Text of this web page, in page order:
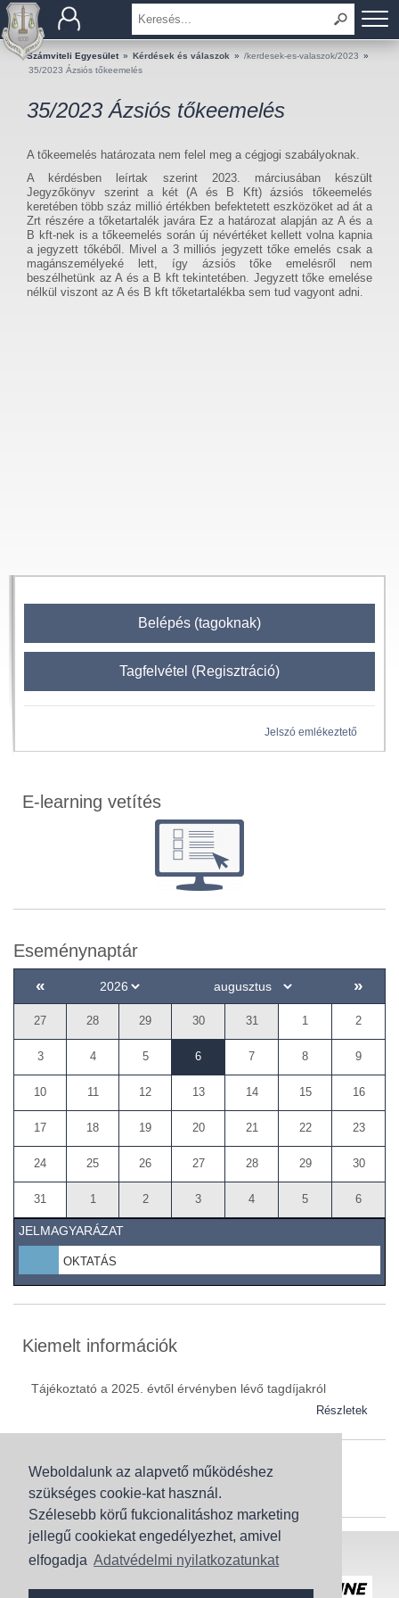
Weboldalunk az alapvető működéshez
szükséges cookie-kat használ.
Szélesebb körű fukcionalitáshoz marketing
jellegű cookiekat engedélyezhet, amivel
elfogadja Adatvédelmi nyilatkozatunkat
BEMUTATKOZÁS
TAGOK
KÉRDÉSEK ÉS VÁLASZOK
TUDÁSTÁR
KIADVÁNYOK
Számviteli Egyesület » Kérdések és válaszok » /kerdesek-es-valaszok/2023 »
35/2023 Ázsiós tőkeemelés
35/2023 Ázsiós tőkeemelés
A tőkeemelés határozata nem felel meg a cégjogi szabályoknak.
A kérdésben leírtak szerint 2023. márciusában készült
Jegyzőkönyv szerint a két (A és B Kft) ázsiós tőkeemelés
keretében több száz millió értékben befektetett eszközöket ad át a
Zrt részére a tőketartalék javára Ez a határozat alapján az A és a
B kft-nek is a tőkeemelés során új névértéket kellett volna kapnia
a jegyzett tőkéből. Mivel a 3 milliós jegyzett tőke emelés csak a
magánszemélyeké lett, így ázsiós tőke emelésről nem
beszélhetünk az A és a B kft tekintetében. Jegyzett tőke emelése
nélkül viszont az A és B kft tőketartalékba sem tud vagyont adni.
Belépés (tagoknak)
Tagfelvétel (Regisztráció)
Jelszó emlékeztető
E-learning vetítés
Eseménynaptár
« »
27 28 29 30 31 1 2
3 4 5 6 7 8 9
10 11 12 13 14 15 16
17 18 19 20 21 22 23
24 25 26 27 28 29 30
31 1 2 3 4 5 6
JELMAGYARÁZAT
OKTATÁS
Kiemelt információk
Tájékoztató a 2025. évtől érvényben lévő tagdíjakról
Részletek
Szaknévsor
Szaknévsorunk folyamatosan bővül.
Baranya (62)
Bács-Kiskun (43)
Békés (49)
Honlaptérkép Adatvédelem